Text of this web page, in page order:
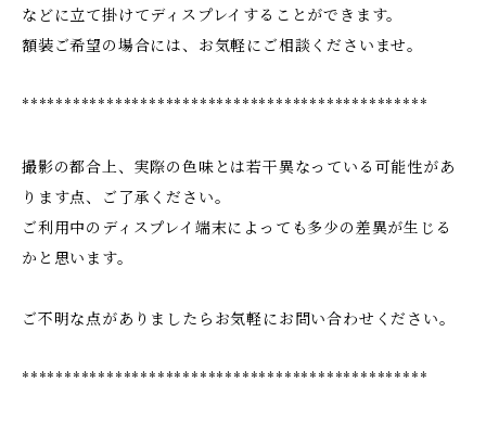
などに立て掛けてディスプレイすることができます。
額装ご希望の場合には、お気軽にご相談くださいませ。
************************************************
撮影の都合上、実際の色味とは若干異なっている可能性があ
ります点、ご了承ください。
ご利用中のディスプレイ端末によっても多少の差異が生じる
かと思います。
ご不明な点がありましたらお気軽にお問い合わせください。
************************************************